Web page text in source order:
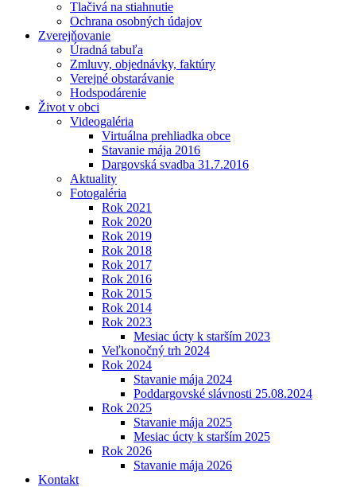
Tlačivá na stiahnutie
Ochrana osobných údajov
Zverejňovanie
Úradná tabuľa
Zmluvy, objednávky, faktúry
Verejné obstarávanie
Hodspodárenie
Život v obci
Videogaléria
Virtuálna prehliadka obce
Stavanie mája 2016
Dargovská svadba 31.7.2016
Aktuality
Fotogaléria
Rok 2021
Rok 2020
Rok 2019
Rok 2018
Rok 2017
Rok 2016
Rok 2015
Rok 2014
Rok 2023
Mesiac úcty k starším 2023
Veľkonočný trh 2024
Rok 2024
Stavanie mája 2024
Poddargovské slávnosti 25.08.2024
Rok 2025
Stavanie mája 2025
Mesiac úcty k starším 2025
Rok 2026
Stavanie mája 2026
Kontakt